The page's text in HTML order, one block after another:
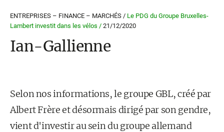
ENTREPRISES – FINANCE – MARCHÉS / Le PDG du Groupe Bruxelles-
Lambert investit dans les vélos / 21/12/2020
Ian-Gallienne
Selon nos informations, le groupe GBL, créé par
Albert Frère et désormais dirigé par son gendre,
vient d'investir au sein du groupe allemand